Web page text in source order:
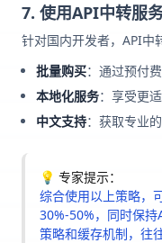
7. 使用API中转服
针对国内开发者，API中
批量购买：通过预付
本地化服务：享受更
中文支持：获取专业
💡 专家提示：
综合使用以上策略，
30%-50%，同时保
策略和缓存机制，往